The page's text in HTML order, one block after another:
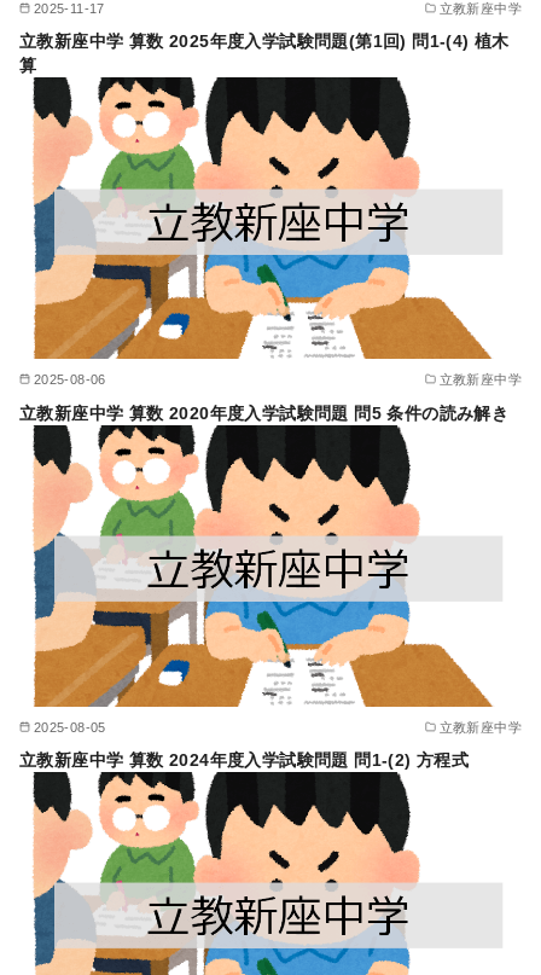
2025-11-17 立教新座中学
立教新座中学 算数 2025年度入学試験問題(第1回) 問1-(4) 植木
算
2025-08-06 立教新座中学
立教新座中学 算数 2020年度入学試験問題 問5 条件の読み解き
2025-08-05 立教新座中学
立教新座中学 算数 2024年度入学試験問題 問1-(2) 方程式